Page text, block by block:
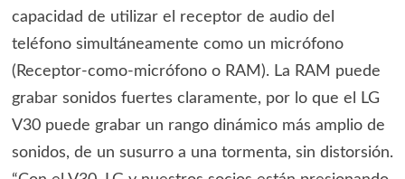
capacidad de utilizar el receptor de audio del
teléfono simultáneamente como un micrófono
(Receptor-como-micrófono o RAM). La RAM puede
grabar sonidos fuertes claramente, por lo que el LG
V30 puede grabar un rango dinámico más amplio de
sonidos, de un susurro a una tormenta, sin distorsión.